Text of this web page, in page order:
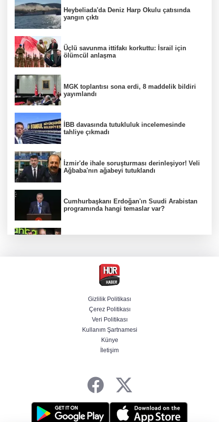
Heybeliada'da Deniz Harp Okulu çatısında
yangın çıktı
Üçlü savunma ittifakı korkuttu: İsrail için
ölümcül anlaşma
MGK toplantısı sona erdi, 8 maddelik bildiri
yayımlandı
İBB davasında tutukluluk incelemesinde
tahliye çıkmadı
İzmir'de ihale soruşturması derinleşiyor! Veli
Ağbaba'nın ağabeyi tutuklandı
Cumhurbaşkanı Erdoğan'ın Suudi Arabistan
programında hangi temaslar var?
MGK Cumhurbaşkanlığı Külliyesi'nde kritik
gündemle toplandı
İletişim Başkanlığından "Milli Dayanışma"
Bir böcek ilacı faciası daha! Çanakkale'den
Gizlilik Politikası
Çerez Politikası
Veri Politikası
Kullanım Şartnamesi
Künye
İletişim